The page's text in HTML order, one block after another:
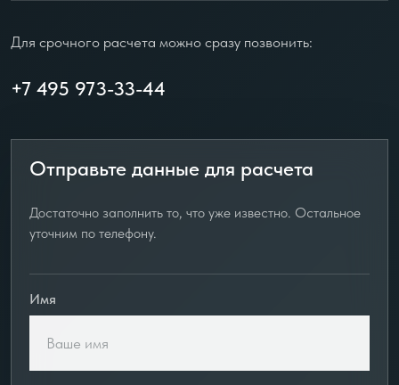
Для срочного расчета можно сразу позвонить:
+7 495 973-33-44
Отправьте данные для расчета
Достаточно заполнить то, что уже известно. Остальное
уточним по телефону.
Имя